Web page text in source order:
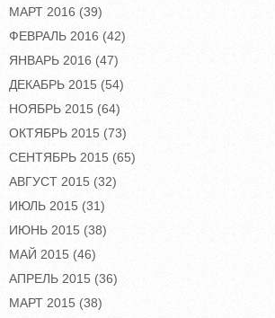
МАРТ 2016 (39)
ФЕВРАЛЬ 2016 (42)
ЯНВАРЬ 2016 (47)
ДЕКАБРЬ 2015 (54)
НОЯБРЬ 2015 (64)
ОКТЯБРЬ 2015 (73)
СЕНТЯБРЬ 2015 (65)
АВГУСТ 2015 (32)
ИЮЛЬ 2015 (31)
ИЮНЬ 2015 (38)
МАЙ 2015 (46)
АПРЕЛЬ 2015 (36)
МАРТ 2015 (38)